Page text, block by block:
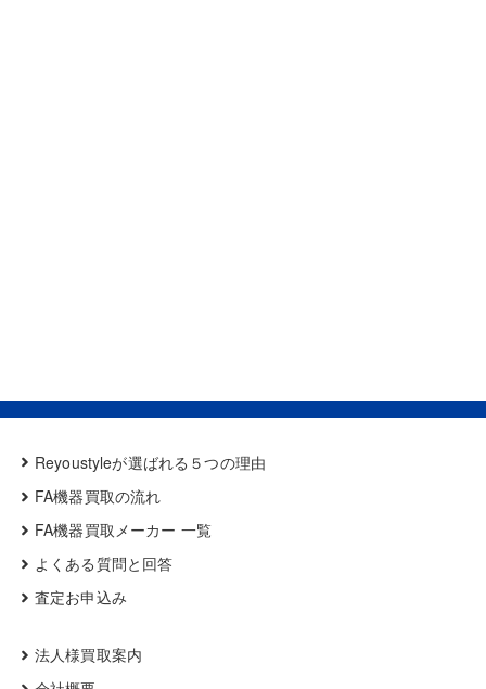
Reyoustyleが選ばれる５つの理由
FA機器買取の流れ
FA機器買取メーカー 一覧
よくある質問と回答
査定お申込み
法人様買取案内